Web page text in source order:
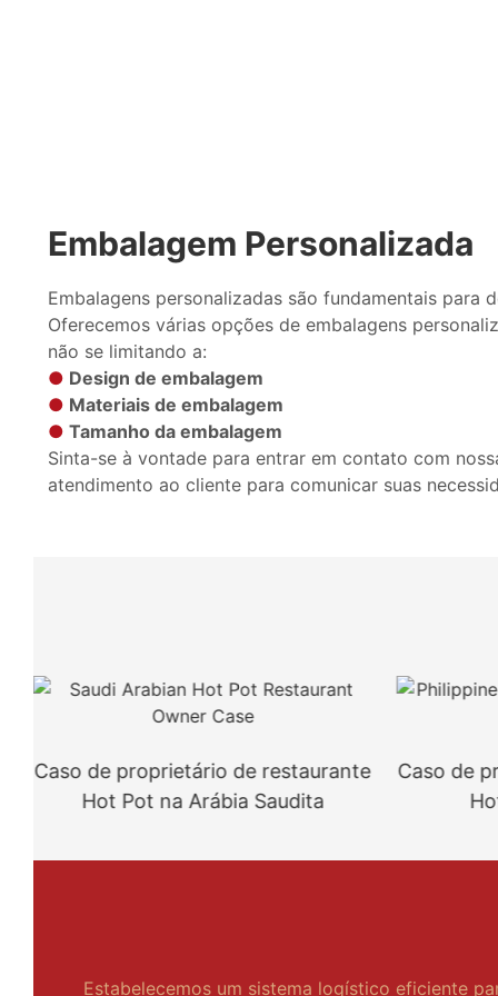
Embalagem Personalizada
Embalagens personalizadas são fundamentais para
Oferecemos várias opções de embalagens
não se limitando a:
● Design de embalagem
● Materiais de embalagem
●Tamanho da embalagem
Sinta-se à vontade para entrar em contato com
atendimento ao cliente para comunicar suas
Caso de proprietário de restaurante
Hot Pot na Arábia Saudita
Caso de
Estabelecemos um sistema logístico eficiente